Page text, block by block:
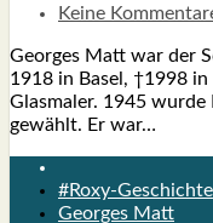
Keine
Geor­ges Matt war der
1918 in Basel, †1998
Glas­ma­ler. 1945
gewählt. Er war…
#Roxy-Geschichte
Georges Matt